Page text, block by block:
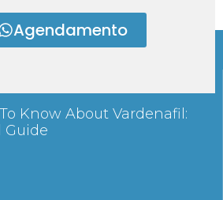
Agendamento
Know About Vardenafil:
Guide